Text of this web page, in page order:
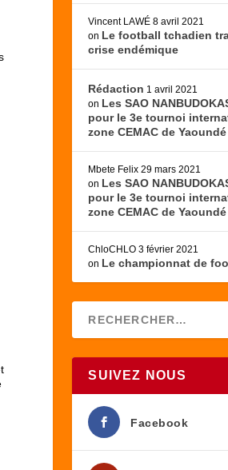
Vincent LAWÉ 8 avril 2021
on Le football tchadien
crise endémique
Rédaction 1 avril 2021
on Les SAO
pour le 3e tournoi
zone CEMAC de Yaoundé
Mbete Felix 29 mars 2021
on Les SAO
pour le 3e tournoi
zone CEMAC de Yaoundé
ChloCHLO 3 février 2021
on Le championnat de
SUIVEZ NOUS
Facebook